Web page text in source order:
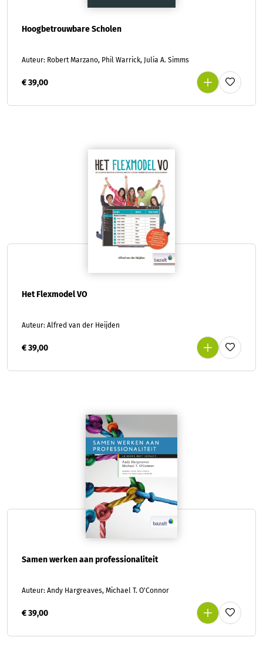
Hoogbetrouwbare Scholen
Auteur: Robert Marzano, Phil Warrick, Julia A. Simms
€ 39,00
Het Flexmodel VO
Auteur: Alfred van der Heijden
€ 39,00
Samen werken aan professionaliteit
Auteur: Andy Hargreaves, Michael T. O'Connor
€ 39,00